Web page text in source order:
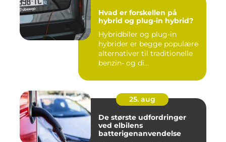
Hvad er forskellen på
hybrid og plug-in hybrid?
Hybridbiler og plug-in
hybrider er begge populære
alternativer til traditionelle
benzin- og di...
25. aug
De største udfordringer
ved elbilens
batterigenanvendelse